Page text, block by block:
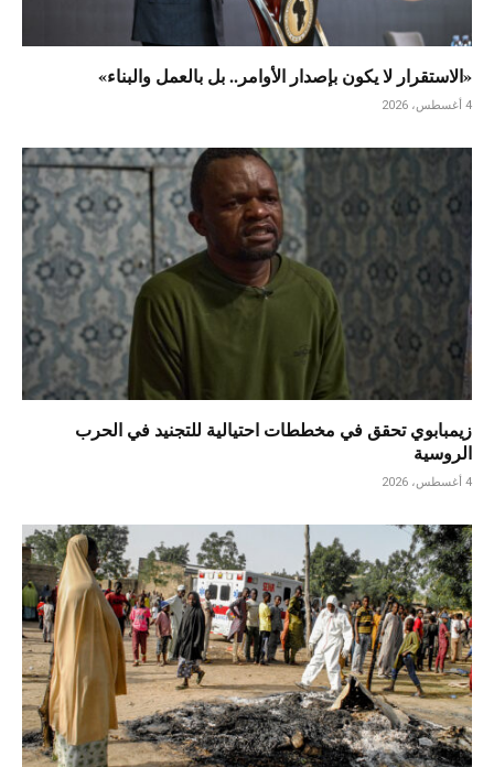
«الاستقرار لا يكون بإصدار الأوامر.. بل بالعمل والبناء»
4 أغسطس، 2026
زيمبابوي تحقق في مخططات احتيالية للتجنيد في الحرب
الروسية
4 أغسطس، 2026